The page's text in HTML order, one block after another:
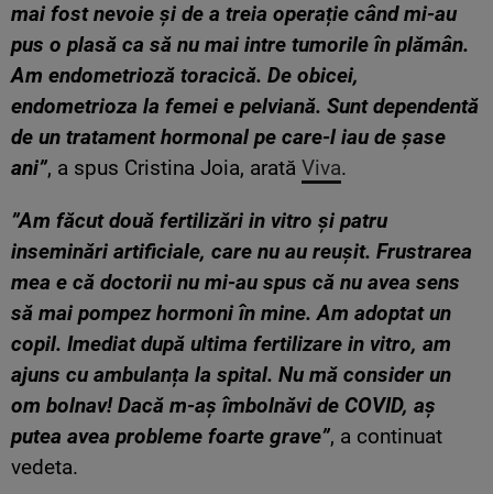
mai fost nevoie și de a treia operație când mi-au
pus o plasă ca să nu mai intre tumorile în plămân.
Am endometrioză toracică. De obicei,
endometrioza la femei e pelviană. Sunt dependentă
de un tratament hormonal pe care-l iau de șase
ani”, a spus Cristina Joia, arată Viva.
”Am făcut două fertilizări in vitro și patru
inseminări artificiale, care nu au reușit. Frustrarea
mea e că doctorii nu mi-au spus că nu avea sens
să mai pompez hormoni în mine. Am adoptat un
copil. Imediat după ultima fertilizare in vitro, am
ajuns cu ambulanța la spital. Nu mă consider un
om bolnav! Dacă m-aș îmbolnăvi de COVID, aș
putea avea probleme foarte grave”, a continuat
vedeta.